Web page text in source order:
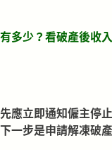
多少？看破產後收
應立即通知僱主停
一步是申請解凍破